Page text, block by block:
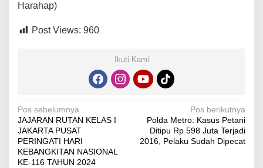
Harahap)
Post Views: 960
Ikuti Kami
Navigasi
pos
Pos sebelumnya
JAJARAN RUTAN KELAS I
JAKARTA PUSAT
PERINGATI HARI
KEBANGKITAN NASIONAL
KE-116 TAHUN 2024
Pos berikutnya
Polda Metro: Kasus Petani
Ditipu Rp 598 Juta Terjadi
2016, Pelaku Sudah Dipecat